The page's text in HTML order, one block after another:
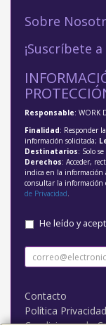
Sobre
¡Suscríbete
Responsable: WORK
Finalidad: Responder
información solicitada;
Destinatarios: Solo
Derechos: Acceder,
indica en la información
consultar la información
de Privacidad.
He leído y
Contacto
Política Privacidad